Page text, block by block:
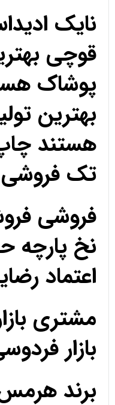
نایک
قوچی
پوشاک
بهترین
تک
نخ پارچه
اعتماد
مشتری
بازار
برند هرمس